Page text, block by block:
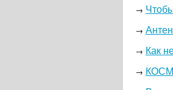
→
→
→ Как
→